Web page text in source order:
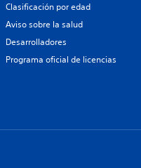
Clasificación por edad
Aviso sobre la salud
Desarrolladores
Programa oficial de licencias